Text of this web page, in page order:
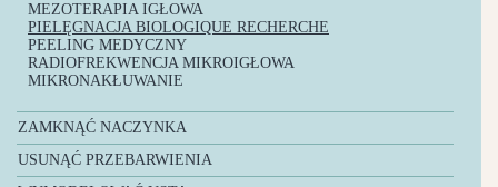
MEZOTERAPIA IGŁOWA
PIELĘGNACJA BIOLOGIQUE RECHERCHE
PEELING MEDYCZNY
RADIOFREKWENCJA MIKROIGŁOWA
MIKRONAKŁUWANIE
ZAMKNĄĆ NACZYNKA
ANTYOKSYDACJA PRO XN
TERAPIE PCA SKIN
USUNĄĆ PRZEBARWIENIA
LASER TULOWY